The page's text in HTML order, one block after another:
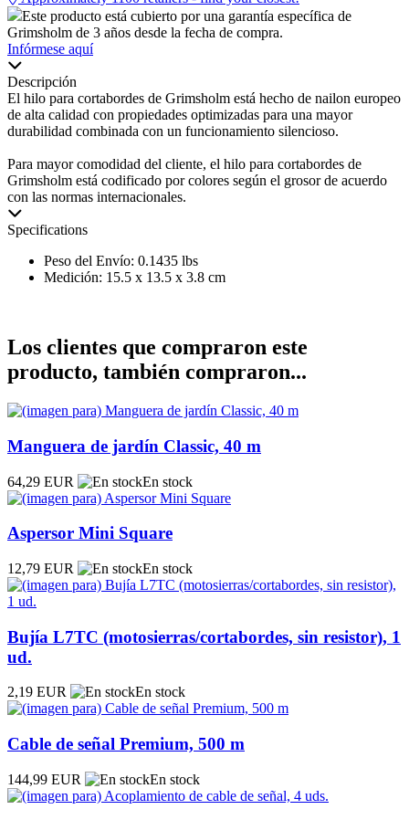
Este producto está cubierto por una garantía específica de
Grimsholm de 3 años desde la fecha de compra.
Infórmese aquí
Descripción
El hilo para cortabordes de Grimsholm está hecho de nailon europeo
de alta calidad con propiedades optimizadas para una mayor
durabilidad combinada con un funcionamiento silencioso.
Para mayor comodidad del cliente, el hilo para cortabordes de
Grimsholm está codificado por colores según el grosor de acuerdo
con las normas internacionales.
Specifications
Peso del Envío: 0.1435 lbs
Medición: 15.5 x 13.5 x 3.8 cm
Los clientes que compraron este
producto, también compraron...
Manguera de jardín Classic, 40 m
64,29 EUR En stock
Aspersor Mini Square
12,79 EUR En stock
Bujía L7TC (motosierras/cortabordes, sin resistor), 1
ud.
2,19 EUR En stock
Cable de señal Premium, 500 m
144,99 EUR En stock